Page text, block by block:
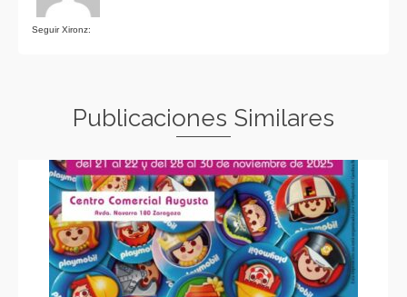
Seguir Xironz:
Publicaciones Similares